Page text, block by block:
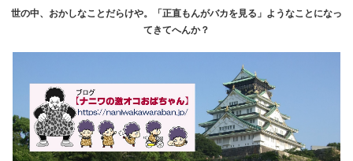
世の中、おかしなことだらけや。「正直もんがバカを見る」ようなことになっ
てきてへんか？